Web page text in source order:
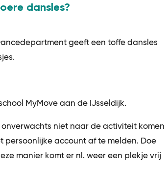
dansles?
geeft een toffe dansles
MyMove aan de IJsseldijk.
niet naar de activiteit komen
persoonlijke account af te melden. Doe
manier komt er nl. weer een plekje vrij